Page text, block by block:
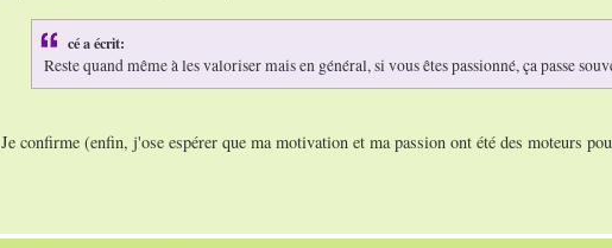
cé a écrit:
Reste quand même à les valoriser mais en général, si vous êtes passionné, ça passe
Je confirme (enfin, j'ose espérer que ma motivation et ma passion ont été des moteurs